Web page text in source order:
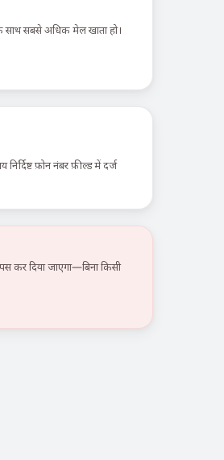
सबसे अधिक मेल खाता हो।
फ़ोन नंबर फ़ील्ड में दर्ज
कर दिया जाएगा—बिना किसी